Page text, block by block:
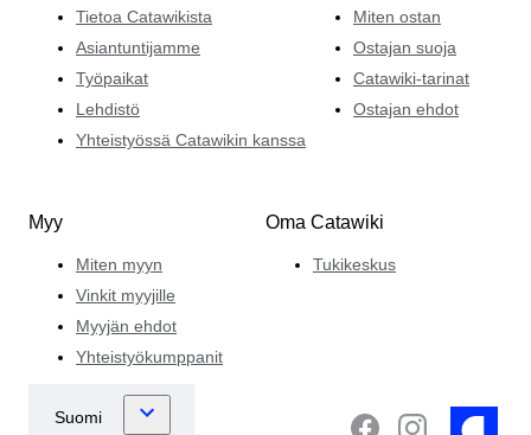
Tietoa Catawikista
Asiantuntijamme
Työpaikat
Lehdistö
Yhteistyössä Catawikin kanssa
Miten ostan
Ostajan suoja
Catawiki-tarinat
Ostajan ehdot
Myy
Miten myyn
Vinkit myyjille
Myyjän ehdot
Yhteistyökumppanit
Oma Catawiki
Tukikeskus